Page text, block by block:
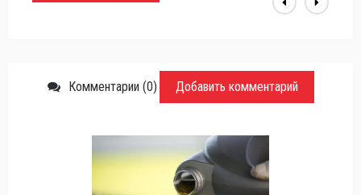
Комментарии (0) Добавить комментарий